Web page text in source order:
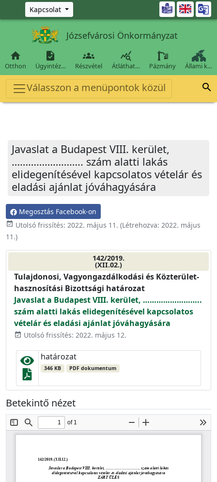
Ugrás a fő tartalomra
Kapcsolat 
Józsefvárosi Önkormányzat

Otthon

Ügyintéz…

Részvétel

Átláthat… Pázmány Állami k…
Válasszon a menüpontok közül 
Javaslat a Budapest VIII. kerület,
…………………….. szám alatti lakás
elidegenítésével kapcsolatos vételár és
eladási ajánlat jóváhagyására
Megosztás Facebook-on
event_available Utolsó frissítés: 2022. május 11. (Létrehozva: 2022. május
11.)
142/2019.
(XII.02.)
Tulajdonosi, Vagyongazdálkodási és Közterület-
hasznosítási Bizottsági határozat
Javaslat a Budapest VIII. kerület, ……………………..
szám alatti lakás elidegenítésével kapcsolatos
vételár és eladási ajánlat jóváhagyására
event_available Utolsó frissítés: 2022. május 12.
határozat
346 KB PDF dokumentum
Betekintő nézet